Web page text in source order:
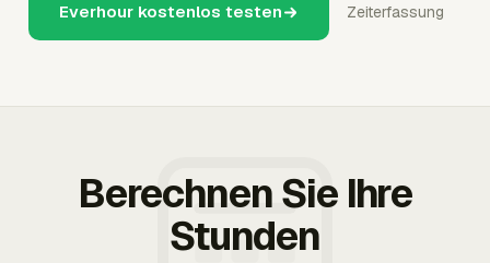
Everhour kostenlos testen Zeiterfassung
Berechnen Sie Ihre
Stunden